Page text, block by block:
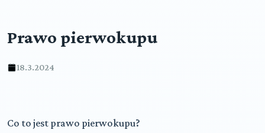
Prawo pierwokupu
18.3.2024
Co to jest prawo pierwokupu?